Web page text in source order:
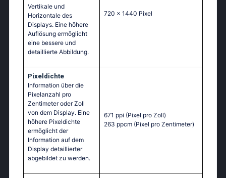
Vertikale und
Horizontale des
Displays. Eine höhere
Auflösung ermöglicht
eine bessere und
detaillierte Abbildung.
720 x 1440 Pixel
Pixeldichte
Information über die
Pixelanzahl pro
Zentimeter oder Zoll
von dem Display. Eine
höhere Pixeldichte
ermöglicht der
Information auf dem
Display detaillierter
abgebildet zu werden.
671 ppi (Pixel pro Zoll)
263 ppcm (Pixel pro Zentimeter)